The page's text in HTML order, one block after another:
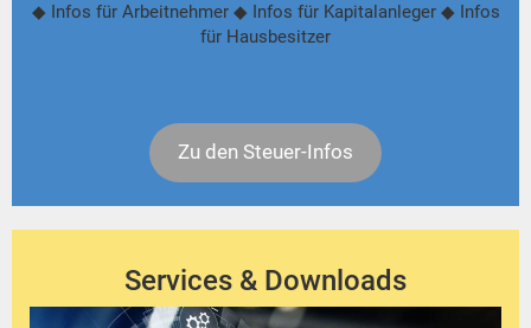
◆ Infos für Arbeitnehmer ◆ Infos für Kapitalanleger ◆ Infos
für Hausbesitzer
Zu den Steuer-Infos
Services & Downloads